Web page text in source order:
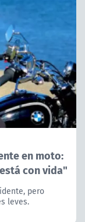
en moto:
con vida"
pero
leves.